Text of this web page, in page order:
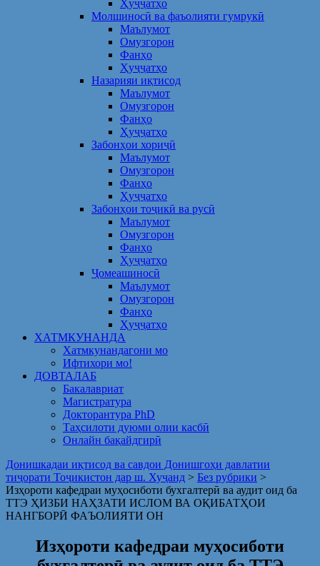
Ҳуҷҷатҳо
Молшиносӣ ва фаъолияти гумрукӣ
Маълумот
Омузгорон
Фанҳо
Ҳуҷҷатҳо
Назарияи иқтисод
Маълумот
Омузгорон
Фанҳо
Ҳуҷҷатҳо
Забонҳои хориҷӣ
Маълумот
Омузгорон
Фанҳо
Ҳуҷҷатҳо
Забонҳои тоҷикӣ ва русӣ
Маълумот
Омузгорон
Фанҳо
Ҳуҷҷатҳо
Ҷомеашиносӣ
Маълумот
Омузгорон
Фанҳо
Ҳуҷҷатҳо
ХАТМКУНАНДА
Хатмкунандагони мо
Ифтихори мо!
ДОВТАЛАБ
Бакалавриат
Магистратура
Докторантура PhD
Таҳсилоти дуюми олии касбӣ
Онлайн бақайдгирӣ
Донишкадаи иқтисод ва савдои Донишгоҳи давлатии
тиҷорати Тоҷикистон дар ш. Хуҷанд > Без рубрики >
Изҳороти кафедраи муҳосиботи бухгалтерӣ ва аудит оид ба
ТТЭ ҲИЗБИ НАҲЗАТИ ИСЛОМ ВА ОҚИБАТҲОИ
НАНГБОРӢ ФАЪОЛИЯТИ ОН
Изҳороти кафедраи муҳосиботи